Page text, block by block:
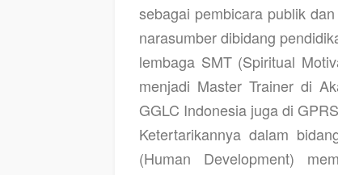
sebagai pembicara publik
narasumber dibidang
lembaga SMT (Spiritual
menjadi Master Trainer di
GGLC Indonesia juga di
Ketertarikannya dalam
(Human Development)